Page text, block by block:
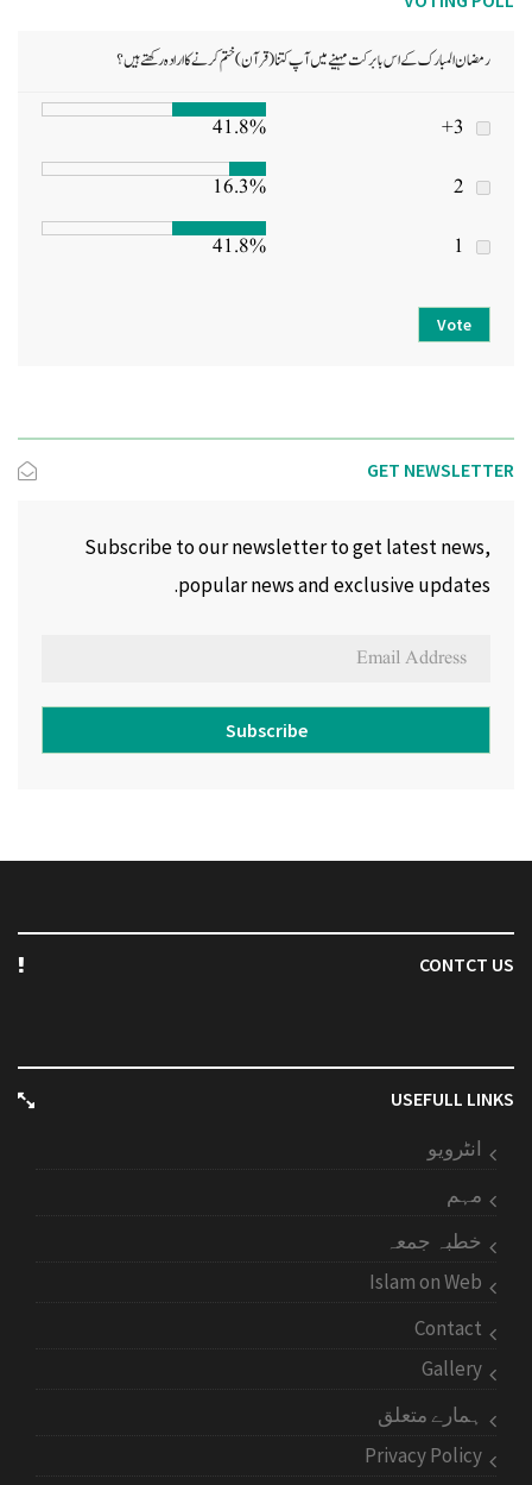
رمضان المبارک کے اس بابرکت مہینے میں آپ کتنا (قرآن) ختم کرنے کا ارادہ رکھتے ہیں؟
3+
41.8%
2
16.3%
1
41.8%
Vote
GET NEWSLETTER
Subscribe to our newsletter to get latest news,
popular news and exclusive updates.
Subscribe
CONTCT US
USEFULL LINKS
انٹرویو
مہم
خطبہ جمعہ
Islam on Web
Contact
Gallery
ہمارے متعلق
Privacy Policy